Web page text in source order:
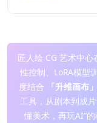
匠人绘 CG 艺术中
性控制、LoRA模型
度结合
「升维画布」
工具，从剧本到成
懂美术，再玩AI”